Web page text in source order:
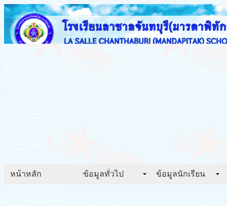
หน้าหลัก ข้อมูลทั่วไป ข้อมูลนักเรียน